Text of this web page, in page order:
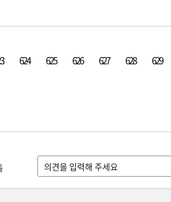
624 625 626 627 628 629